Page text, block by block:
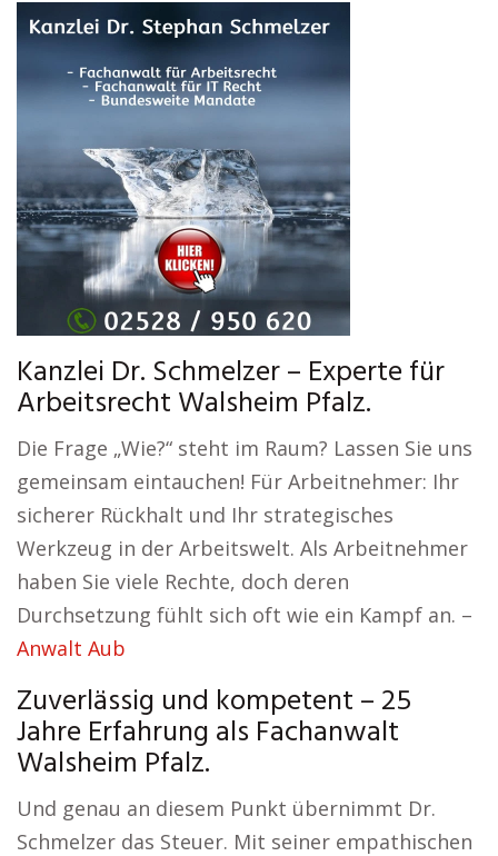
Kanzlei Dr. Schmelzer – Experte für
Arbeitsrecht Walsheim Pfalz.
Die Frage „Wie?“ steht im Raum? Lassen Sie uns
gemeinsam eintauchen! Für Arbeitnehmer: Ihr
sicherer Rückhalt und Ihr strategisches
Werkzeug in der Arbeitswelt. Als Arbeitnehmer
haben Sie viele Rechte, doch deren
Durchsetzung fühlt sich oft wie ein Kampf an. –
Anwalt Aub
Zuverlässig und kompetent – 25
Jahre Erfahrung als Fachanwalt
Walsheim Pfalz.
Und genau an diesem Punkt übernimmt Dr.
Schmelzer das Steuer. Mit seiner empathischen